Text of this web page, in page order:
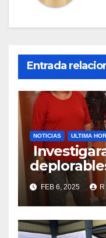
Entrada
NOTICIAS ULTIMA
facilidades
de la
FEB 6, 2025